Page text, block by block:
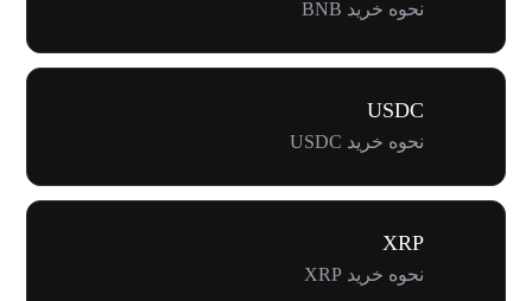
نحوه خرید BNB
USDC
نحوه خرید USDC
XRP
نحوه خرید XRP